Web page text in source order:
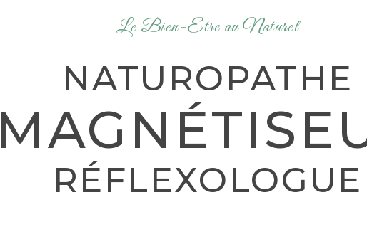
Le Bien-Etre au Naturel
NATUROPATHE
RÉFLEXOLOGUE